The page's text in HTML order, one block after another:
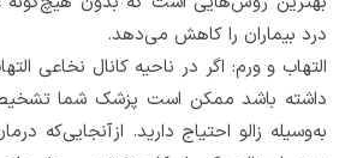
درد بیماران را کاهش می‌دهد.
التهاب و ورم: اگر در ناحیه کانال نخاعی
داشته باشد ممکن است پزشک شما
به‌وسیله زالو احتیاج دارید. ازآنجایی‌که